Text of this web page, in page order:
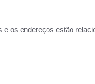
os endereços estão